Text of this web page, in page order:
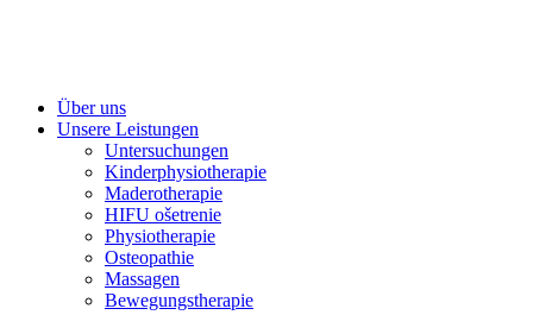
Über uns
Unsere Leistungen
Untersuchungen
Kinderphysiotherapie
Maderotherapie
HIFU ošetrenie
Physiotherapie
Osteopathie
Massagen
Bewegungstherapie